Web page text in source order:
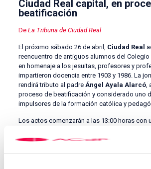
Ciudad Real capital, en
beatificación
De La Tribuna de Ciudad Real
El próximo sábado 26 de abril, Ciudad Real
reencuentro de antiguos alumnos del Colegio
en homenaje a los jesuitas, profesores y
impartieron docencia entre 1903 y 1986. La
rendirá tributo al padre Ángel Ayala Alarcó,
proceso de beatificación y considerado uno
impulsores de la formación católica y
Los actos comenzarán a las 13:00 horas con
salesianos y representantes de la
En la ceremonia participará la Coral Polifónica